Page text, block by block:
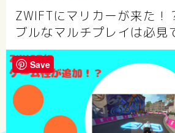
ZWIFTにマリカーが来た！
ブルなマルチプレイは必見
Save